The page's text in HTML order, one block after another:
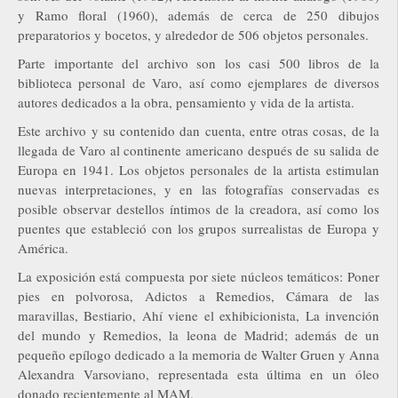
y Ramo floral (1960), además de cerca de 250 dibujos
preparatorios y bocetos, y alrededor de 506 objetos personales.
Parte importante del archivo son los casi 500 libros de la
biblioteca personal de Varo, así como ejemplares de diversos
autores dedicados a la obra, pensamiento y vida de la artista.
Este archivo y su contenido dan cuenta, entre otras cosas, de la
llegada de Varo al continente americano después de su salida de
Europa en 1941. Los objetos personales de la artista estimulan
nuevas interpretaciones, y en las fotografías conservadas es
posible observar destellos íntimos de la creadora, así como los
puentes que estableció con los grupos surrealistas de Europa y
América.
La exposición está compuesta por siete núcleos temáticos: Poner
pies en polvorosa, Adictos a Remedios, Cámara de las
maravillas, Bestiario, Ahí viene el exhibicionista, La invención
del mundo y Remedios, la leona de Madrid; además de un
pequeño epílogo dedicado a la memoria de Walter Gruen y Anna
Alexandra Varsoviano, representada esta última en un óleo
donado recientemente al MAM.